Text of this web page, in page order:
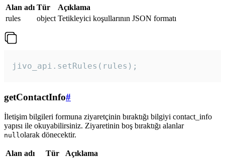
Alan adı Tür
Açıklama
rules
object Tetikleyici koşullarının JSON formatı
jivo_api.setRules(rules);
getContactInfo#
İletişim bilgileri formuna ziyaretçinin bıraktığı bilgiyi contact_info
yapısı ile okuyabilirsiniz. Ziyaretinin boş bıraktığı alanlar
null olarak dönecektir.
Alan adı Tür
Açıklama